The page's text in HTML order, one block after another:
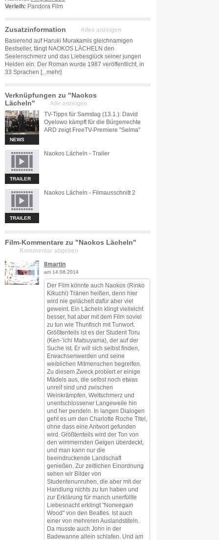
Verleih: Pandora Film
Zusatzinformation Alles anzeigen
Basierend auf Haruki Murakamis gleichnamigen
Bestseller, fängt NAOKOS LÄCHELN den
Seelenschmerz und das Liebesglück seiner jungen
Helden ein. Der Roman wurde 1987 veröffentlicht, in
33 Sprachen [...mehr]
Verknüpfungen zu "Naokos
Lächeln"
Alle anzeigen
NEWS
TV-Tipps für Samstag (13.1.): David
Oyelowo kämpft für die Bürgerrechte
ARD zeigt FreeTV-Premiere "Selma"
TRAILER
Naokos Lächeln - Trailer
TRAILER
Naokos Lächeln - Filmausschnitt 2
Film-Kommentare zu "Naokos Lächeln"
Kommentar abgeben
8martin
am 14.08.2014
Der Film könnte auch Naokos (Rinko
Kikuchi) Tränen heißen, denn hier
wird nie gelächelt dafür aber viel
geweint. Ein Lächeln klingt vielleicht
besser, hat aber mit dem Film soviel
zu tun wie Thunfisch mit Tunwort.
Größtenteils ist es der Student Toru
(Ken-’ichi Matsuyama), der auf der
Suche ist. Er will sich selbst finden,
Erwachsenwerden und seine
weiblichen Mitmenschen begreifen.
Zu diesem Zweck probiert er einige
Mädels aus, die selbst noch etwas
unreif sind und zwischen
Weinkrämpfen, Weltschmerz und
unentschlossener Langeweile hin
und her pendeln. In langen Dialogen
geht es um den Charlotte Roche Titel,
ohne dass eine Antwort gefunden
wird. Größtenteils wird der Ton von
den wimmernden Geigen überdeckt,
und man kann nur die
beeindruckende Landschaft
genießen. Zur zeitlichen Einordnung
sehen wir Bilder von
Studentenunruhen, die aber mit der
Handlung nichts zu tun haben und
zur Erklärung für manch unerfüllte
Liebesnacht erklingt "Norwegain
Wood" von den Beatles. Ist auch
einer von mehreren Auslandstiteln.
Da musste auch John in der
Badewanne allein schlafen. Und am